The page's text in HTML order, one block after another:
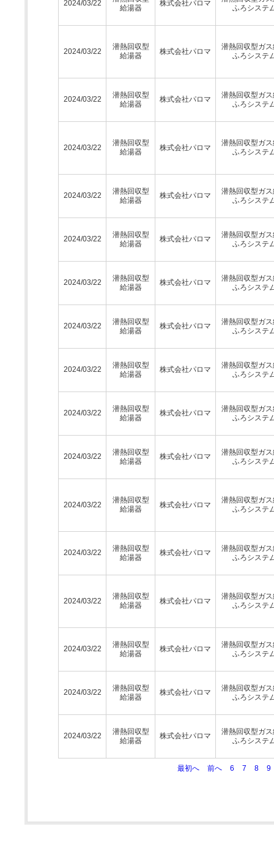
2024/03/22
給湯器
株式会社パロマ
ふろシステ
2024/03/22
潜熱回収型
給湯器
株式会社パロマ
潜熱回収型ガ
ふろシステ
2024/03/22
潜熱回収型
給湯器
株式会社パロマ
潜熱回収型ガ
ふろシステ
2024/03/22
潜熱回収型
給湯器
株式会社パロマ
潜熱回収型ガ
ふろシステ
2024/03/22
潜熱回収型
給湯器
株式会社パロマ
潜熱回収型ガ
ふろシステ
2024/03/22
潜熱回収型
給湯器
株式会社パロマ
潜熱回収型ガ
ふろシステ
2024/03/22
潜熱回収型
給湯器
株式会社パロマ
潜熱回収型ガ
ふろシステ
2024/03/22
潜熱回収型
給湯器
株式会社パロマ
潜熱回収型ガ
ふろシステ
2024/03/22
潜熱回収型
給湯器
株式会社パロマ
潜熱回収型ガ
ふろシステ
2024/03/22
潜熱回収型
給湯器
株式会社パロマ
潜熱回収型ガ
ふろシステ
2024/03/22
潜熱回収型
給湯器
株式会社パロマ
潜熱回収型ガ
ふろシステ
2024/03/22
潜熱回収型
給湯器
株式会社パロマ
潜熱回収型ガ
ふろシステ
2024/03/22
潜熱回収型
給湯器
株式会社パロマ
潜熱回収型ガ
ふろシステ
2024/03/22
潜熱回収型
給湯器
株式会社パロマ
潜熱回収型ガ
ふろシステ
2024/03/22
潜熱回収型
給湯器
株式会社パロマ
潜熱回収型ガ
ふろシステ
2024/03/22
潜熱回収型
給湯器
株式会社パロマ
潜熱回収型ガ
ふろシステ
2024/03/22
潜熱回収型
給湯器
株式会社パロマ
潜熱回収型ガ
ふろシステ
最初へ 前へ 6 7 8 9